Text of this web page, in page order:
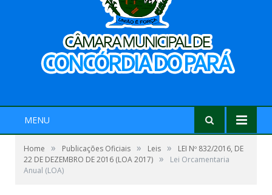
MENU
Home » Publicações Oficiais » Leis »
LEI Nº 832/2016, DE
22 DE DEZEMBRO DE 2016 (LOA 2017) »
Lei Orcamentaria
Anual (LOA)